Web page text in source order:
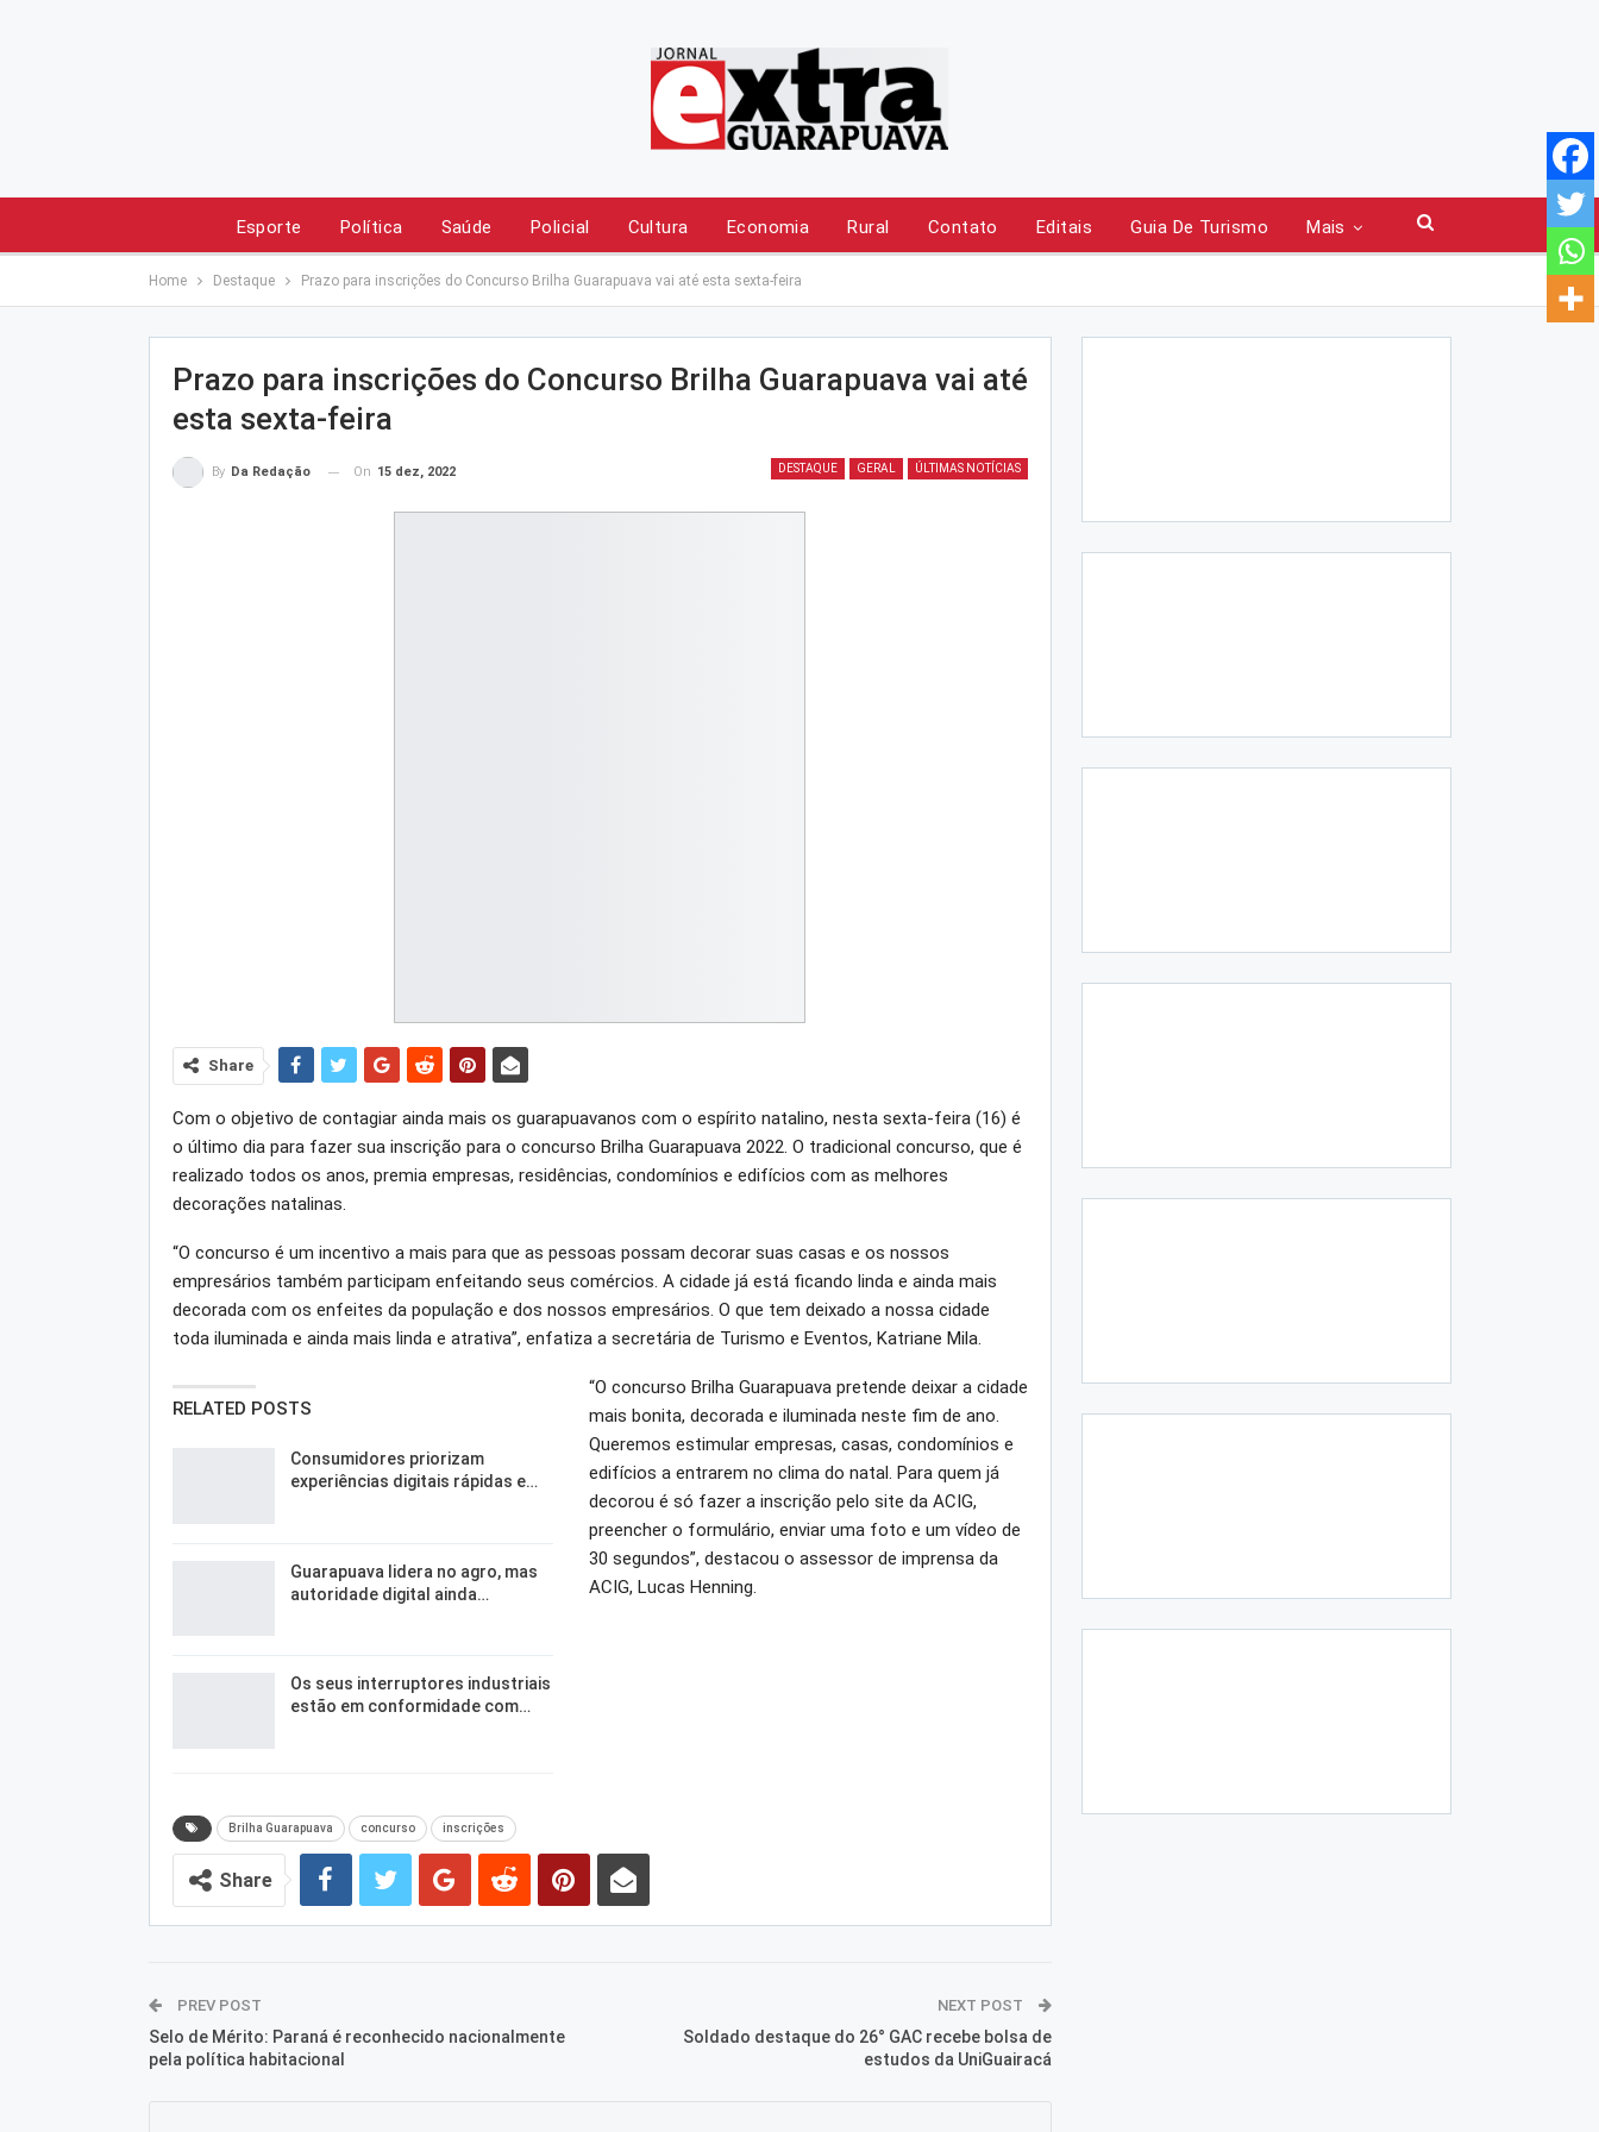
Esporte Política Saúde Policial Cultura Economia Rural Contato Editais Guia De Turismo Mais
Home Destaque Prazo para inscrições do Concurso Brilha Guarapuava vai até esta sexta-feira
Prazo para inscrições do Concurso Brilha Guarapuava vai até
esta sexta-feira
DESTAQUE GERAL ÚLTIMAS NOTÍCIAS
By Da Redação On 15 dez, 2022
Share
Com o objetivo de contagiar ainda mais os guarapuavanos com o espírito natalino, nesta sexta-feira (16) é
o último dia para fazer sua inscrição para o concurso Brilha Guarapuava 2022. O tradicional concurso, que é
realizado todos os anos, premia empresas, residências, condomínios e edifícios com as melhores
decorações natalinas.
“O concurso é um incentivo a mais para que as pessoas possam decorar suas casas e os nossos
empresários também participam enfeitando seus comércios. A cidade já está ficando linda e ainda mais
decorada com os enfeites da população e dos nossos empresários. O que tem deixado a nossa cidade
toda iluminada e ainda mais linda e atrativa”, enfatiza a secretária de Turismo e Eventos, Katriane Mila.
RELATED POSTS
Consumidores priorizam
experiências digitais rápidas e…
Guarapuava lidera no agro, mas
autoridade digital ainda…
Os seus interruptores industriais
estão em conformidade com…
“O concurso Brilha Guarapuava pretende deixar a cidade
mais bonita, decorada e iluminada neste fim de ano.
Queremos estimular empresas, casas, condomínios e
edifícios a entrarem no clima do natal. Para quem já
decorou é só fazer a inscrição pelo site da ACIG,
preencher o formulário, enviar uma foto e um vídeo de
30 segundos”, destacou o assessor de imprensa da
ACIG, Lucas Henning.
Brilha Guarapuava concurso inscrições
Share
PREV POST
Selo de Mérito: Paraná é reconhecido nacionalmente
pela política habitacional
NEXT POST
Soldado destaque do 26° GAC recebe bolsa de
estudos da UniGuairacá